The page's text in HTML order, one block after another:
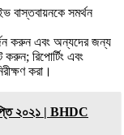
বাস্তবায়নকে সমর্থন
করুন এবং অন্যদের জন্য
রিপোর্টিং এবং
করা।
২০২১ | BHDC